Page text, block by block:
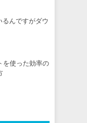
るんですがダウ
を使った効率の